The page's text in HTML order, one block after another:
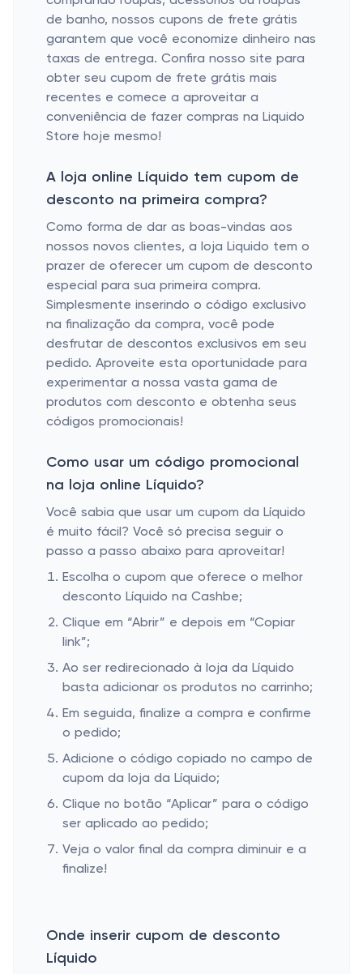
de banho, nossos cupons de frete grátis
garantem que você economize dinheiro nas
taxas de entrega. Confira nosso site para
obter seu cupom de frete grátis mais
recentes e comece a aproveitar a
conveniência de fazer compras na Liquido
Store hoje mesmo!
A loja online Líquido tem cupom de
desconto na primeira compra?
Como forma de dar as boas-vindas aos
nossos novos clientes, a loja Liquido tem o
prazer de oferecer um cupom de desconto
especial para sua primeira compra.
Simplesmente inserindo o código exclusivo
na finalização da compra, você pode
desfrutar de descontos exclusivos em seu
pedido. Aproveite esta oportunidade para
experimentar a nossa vasta gama de
produtos com desconto e obtenha seus
códigos promocionais!
Como usar um código promocional
na loja online Líquido?
Você sabia que usar um cupom da Líquido
é muito fácil? Você só precisa seguir o
passo a passo abaixo para aproveitar!
Escolha o cupom que oferece o melhor
desconto Líquido na Cashbe;
Clique em “Abrir” e depois em “Copiar
link”;
Ao ser redirecionado à loja da Líquido
basta adicionar os produtos no carrinho;
Em seguida, finalize a compra e confirme
o pedido;
Adicione o código copiado no campo de
cupom da loja da Líquido;
Clique no botão “Aplicar” para o código
ser aplicado ao pedido;
Veja o valor final da compra diminuir e a
finalize!
Onde inserir cupom de desconto
Líquido